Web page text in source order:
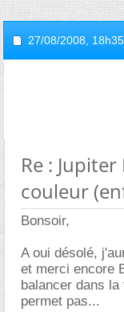
27/08/2008, 18h35
Re :
couleur
Bonsoir,
A oui désolé,
et merci encore
balancer dans
permet pas...